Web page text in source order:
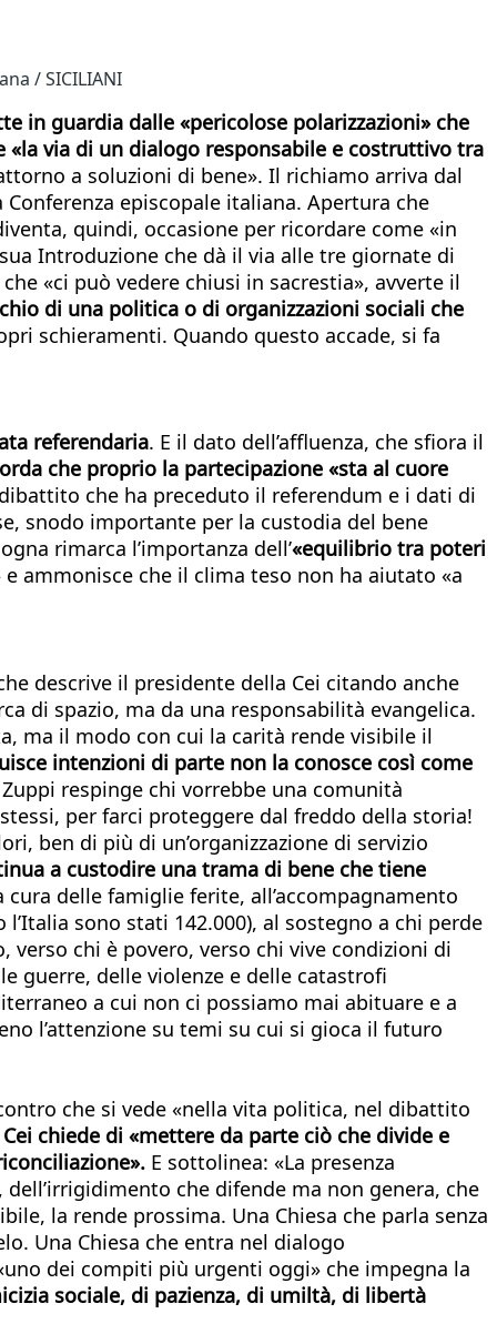
/ SICILIANI
in guardia dalle «pericolose polarizzazioni» che
«la via di un dialogo responsabile e costruttivo tra
a soluzioni di bene». Il richiamo arriva dal
Conferenza episcopale italiana. Apertura che
quindi, occasione per ricordare come «in
Introduzione che dà il via alle tre giornate di
«ci può vedere chiusi in sacrestia», avverte il
di una politica o di organizzazioni sociali che
schieramenti. Quando questo accade, si fa
referendaria. E il dato dell’affluenza, che sfiora il
che proprio la partecipazione «sta al cuore
che ha preceduto il referendum e i dati di
snodo importante per la custodia del bene
rimarca l’importanza dell’«equilibrio tra poteri
ammonisce che il clima teso non ha aiutato «a
descrive il presidente della Cei citando anche
di spazio, ma da una responsabilità evangelica.
ma il modo con cui la carità rende visibile il
intenzioni di parte non la conosce così come
respinge chi vorrebbe una comunità
per farci proteggere dal freddo della storia!
ben di più di un’organizzazione di servizio
a custodire una trama di bene che tiene
delle famiglie ferite, all’accompagnamento
sono stati 142.000), al sostegno a chi perde
verso chi è povero, verso chi vive condizioni di
guerre, delle violenze e delle catastrofi
a cui non ci possiamo mai abituare e a
l’attenzione su temi su cui si gioca il futuro
che si vede «nella vita politica, nel dibattito
chiede di «mettere da parte ciò che divide e
E sottolinea: «La presenza
che difende ma non genera, che
la rende prossima. Una Chiesa che parla senza
Una Chiesa che entra nel dialogo
dei compiti più urgenti oggi» che impegna la
sociale, di pazienza, di umiltà, di libertà